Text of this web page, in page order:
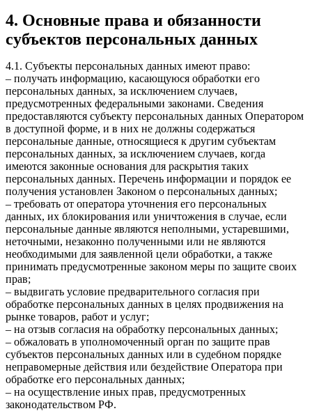
4. Основные права и обязанности
субъектов персональных данных
4.1. Субъекты персональных данных имеют право:
– получать информацию, касающуюся обработки его
персональных данных, за исключением случаев,
предусмотренных федеральными законами. Сведения
предоставляются субъекту персональных данных Оператором
в доступной форме, и в них не должны содержаться
персональные данные, относящиеся к другим субъектам
персональных данных, за исключением случаев, когда
имеются законные основания для раскрытия таких
персональных данных. Перечень информации и порядок ее
получения установлен Законом о персональных данных;
– требовать от оператора уточнения его персональных
данных, их блокирования или уничтожения в случае, если
персональные данные являются неполными, устаревшими,
неточными, незаконно полученными или не являются
необходимыми для заявленной цели обработки, а также
принимать предусмотренные законом меры по защите своих
прав;
– выдвигать условие предварительного согласия при
обработке персональных данных в целях продвижения на
рынке товаров, работ и услуг;
– на отзыв согласия на обработку персональных данных;
– обжаловать в уполномоченный орган по защите прав
субъектов персональных данных или в судебном порядке
неправомерные действия или бездействие Оператора при
обработке его персональных данных;
– на осуществление иных прав, предусмотренных
законодательством РФ.